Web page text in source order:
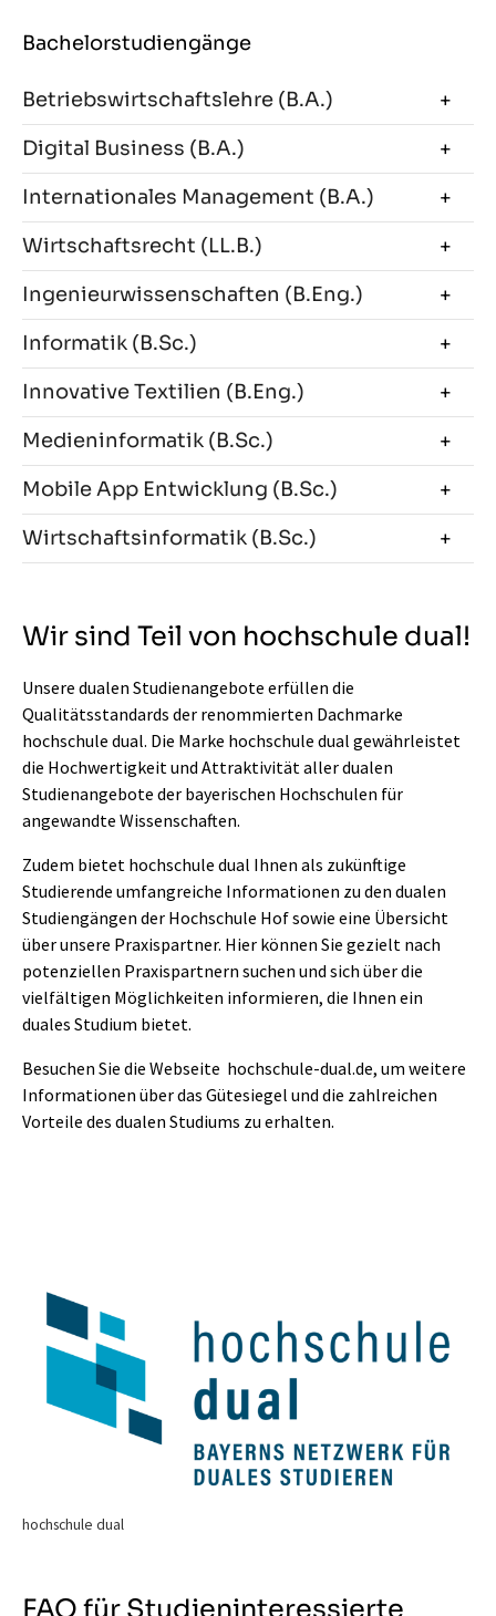
Bachelorstudiengänge
Betriebswirtschaftslehre (B.A.)
Digital Business (B.A.)
Internationales Management (B.A.)
Wirtschaftsrecht (LL.B.)
Ingenieurwissenschaften (B.Eng.)
Informatik (B.Sc.)
Innovative Textilien (B.Eng.)
Medieninformatik (B.Sc.)
Mobile App Entwicklung (B.Sc.)
Wirtschaftsinformatik (B.Sc.)
Wir sind Teil von hochschule dual!
Unsere dualen Studienangebote erfüllen die
Qualitätsstandards der renommierten Dachmarke
hochschule dual. Die Marke hochschule dual gewährleistet
die Hochwertigkeit und Attraktivität aller dualen
Studienangebote der bayerischen Hochschulen für
angewandte Wissenschaften.
Zudem bietet hochschule dual Ihnen als zukünftige
Studierende umfangreiche Informationen zu den dualen
Studiengängen der Hochschule Hof sowie eine Übersicht
über unsere Praxispartner. Hier können Sie gezielt nach
potenziellen Praxispartnern suchen und sich über die
vielfältigen Möglichkeiten informieren, die Ihnen ein
duales Studium bietet.
Besuchen Sie die Webseite hochschule-dual.de, um weitere
Informationen über das Gütesiegel und die zahlreichen
Vorteile des dualen Studiums zu erhalten.
hochschule dual